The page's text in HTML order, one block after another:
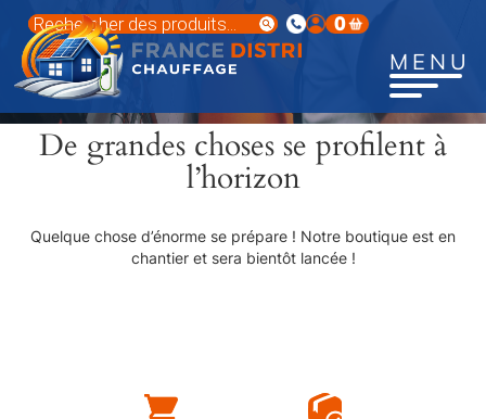
contenu
principal
Recherche
de
produits
0
MENU
De grandes choses se profilent à
l’horizon
Quelque chose d’énorme se prépare ! Notre boutique est en
chantier et sera bientôt lancée !